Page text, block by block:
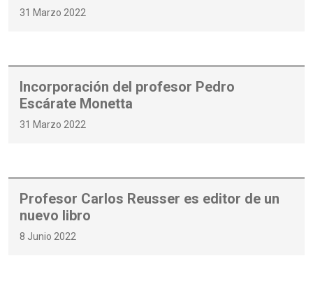
31 Marzo 2022
Incorporación del profesor Pedro
Escárate Monetta
31 Marzo 2022
Profesor Carlos Reusser es editor de un
nuevo libro
8 Junio 2022